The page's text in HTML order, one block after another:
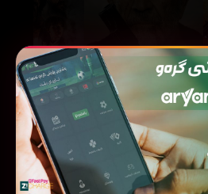
184189
63407